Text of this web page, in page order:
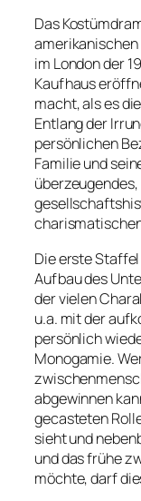
Das
im London der
Kaufhaus
macht, als es
Entlang der
persönlichen
Familie und
Die erste
Aufbau des
der vielen
u.a. mit der
persönlich
Monogamie.
abgewinnen
gecasteten
sieht und
und das frühe
möchte, darf